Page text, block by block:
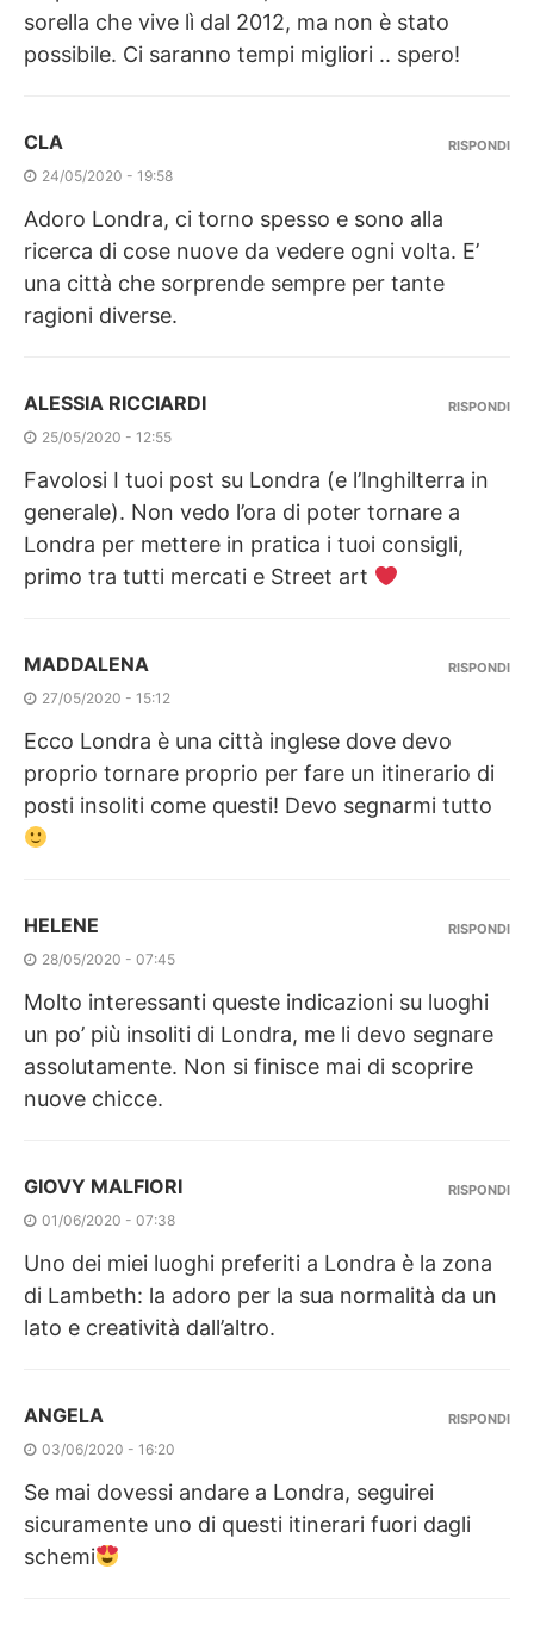
sorella che vive lì dal 2012, ma non è stato
possibile. Ci saranno tempi migliori .. spero!
CLA
24/05/2020 - 19:58
Adoro Londra, ci torno spesso e sono alla
ricerca di cose nuove da vedere ogni volta. E’
una città che sorprende sempre per tante
ragioni diverse.
RISPONDI
ALESSIA RICCIARDI
25/05/2020 - 12:55
Favolosi I tuoi post su Londra (e l’Inghilterra in
generale). Non vedo l’ora di poter tornare a
Londra per mettere in pratica i tuoi consigli,
primo tra tutti mercati e Street art
RISPONDI
MADDALENA
27/05/2020 - 15:12
Ecco Londra è una città inglese dove devo
proprio tornare proprio per fare un itinerario di
posti insoliti come questi! Devo segnarmi tutto
RISPONDI
HELENE
28/05/2020 - 07:45
Molto interessanti queste indicazioni su luoghi
un po’ più insoliti di Londra, me li devo segnare
assolutamente. Non si finisce mai di scoprire
nuove chicce.
RISPONDI
GIOVY MALFIORI
01/06/2020 - 07:38
Uno dei miei luoghi preferiti a Londra è la zona
di Lambeth: la adoro per la sua normalità da un
lato e creatività dall’altro.
RISPONDI
ANGELA
03/06/2020 - 16:20
Se mai dovessi andare a Londra, seguirei
sicuramente uno di questi itinerari fuori dagli
schemi
RISPONDI